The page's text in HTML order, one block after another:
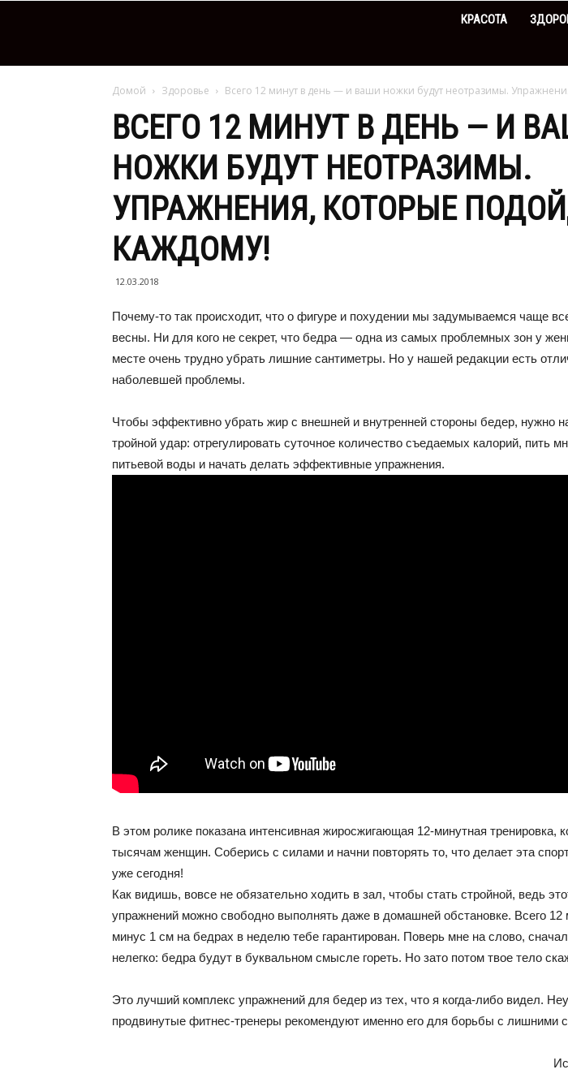
КРАСОТА
Домой Здоровье Всего 12 минут в день — и ваши ножки будут неотразимы.
ВСЕГО 12 МИНУТ В ДЕНЬ — И
НОЖКИ БУДУТ НЕОТРАЗИМЫ.
УПРАЖНЕНИЯ, КОТОРЫЕ
КАЖДОМУ!
12.03.2018
Почему-то так происходит, что о фигуре и похудении мы задумываемся чаще
весны. Ни для кого не секрет, что бедра — одна из самых проблемных зон у
месте очень трудно убрать лишние сантиметры. Но у нашей редакции есть
наболевшей проблемы.
Чтобы эффективно убрать жир с внешней и внутренней стороны бедер, нужно
тройной удар: отрегулировать суточное количество съедаемых калорий, пить
питьевой воды и начать делать эффективные упражнения.
В этом ролике показана интенсивная жиросжигающая 12-минутная тренировка,
тысячам женщин. Соберись с силами и начни повторять то, что делает эта
уже сегодня!
Как видишь, вовсе не обязательно ходить в зал, чтобы стать стройной, ведь
упражнений можно свободно выполнять даже в домашней обстановке. Всего
минус 1 см на бедрах в неделю тебе гарантирован. Поверь мне на слово,
нелегко: бедра будут в буквальном смысле гореть. Но зато потом твое тело
Это лучший комплекс упражнений для бедер из тех, что я когда-либо видел.
продвинутые фитнес-тренеры рекомендуют именно его для борьбы с лишними